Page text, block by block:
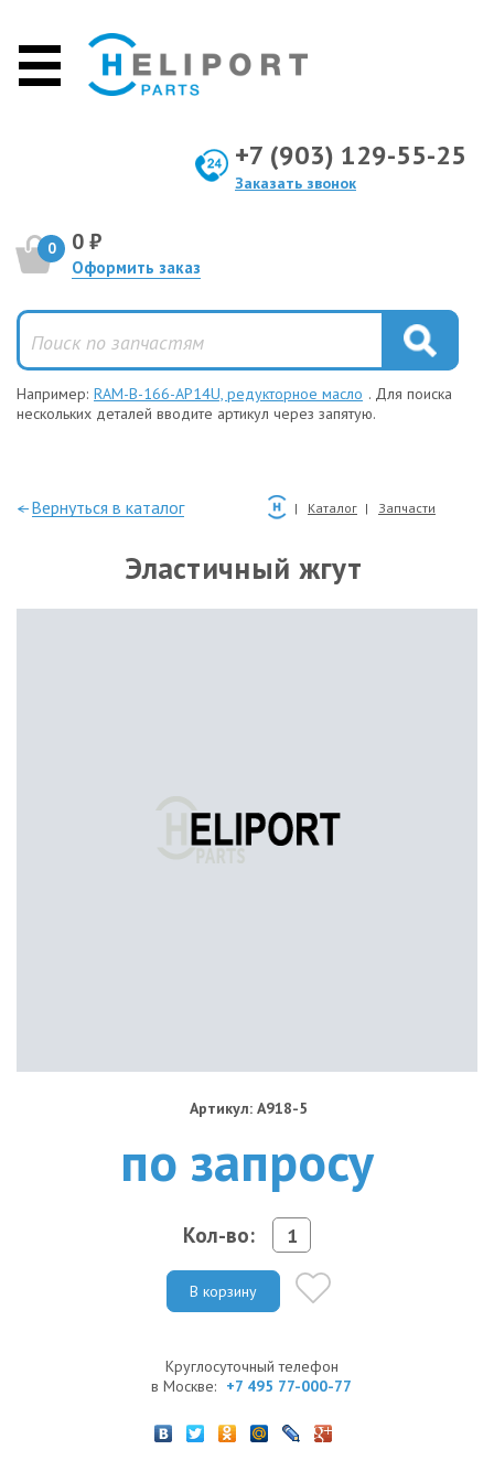
+7 (903) 129-55-25
Заказать звонок
0 0 ₽
Оформить заказ
Например: RAM-B-166-AP14U, редукторное масло . Для поиска
нескольких деталей вводите артикул через запятую.
—Вернуться в каталог Каталог Запчасти
Эластичный жгут
Артикул: A918-5
по запросу
Кол-во:
В корзину
Круглосуточный телефон
в Москве: +7 495 77-000-77